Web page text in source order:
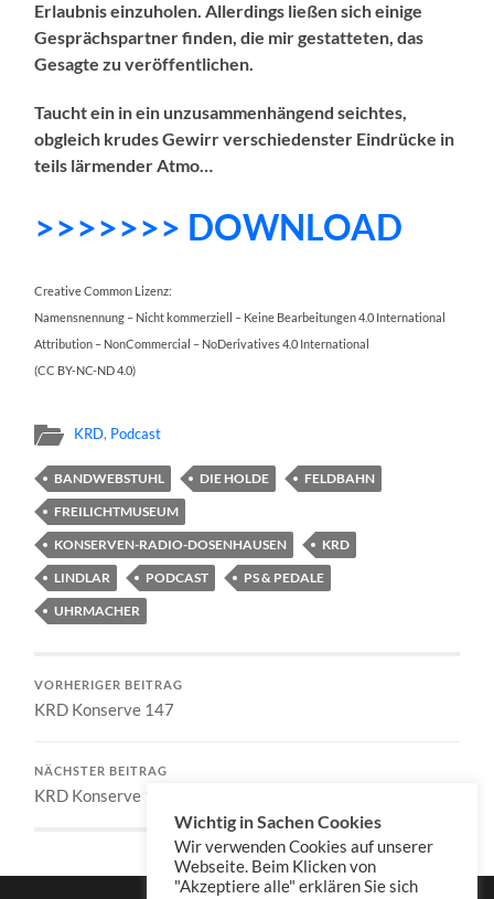
Erlaubnis einzuholen. Allerdings ließen sich einige
Gesprächspartner finden, die mir gestatteten, das
Gesagte zu veröffentlichen.
Taucht ein in ein unzusammenhängend seichtes,
obgleich krudes Gewirr verschiedenster Eindrücke in
teils lärmender Atmo…
>>>>>>> DOWNLOAD
Creative Common Lizenz:
Namensnennung – Nicht kommerziell – Keine Bearbeitungen 4.0 International
Attribution – NonCommercial – NoDerivatives 4.0 International
(CC BY-NC-ND 4.0)
KRD, Podcast
BANDWEBSTUHL DIE HOLDE
FELDBAHN
FREILICHTMUSEUM
KONSERVEN-RADIO-DOSENHAUSEN
KRD
LINDLAR
PODCAST
PS & PEDALE
UHRMACHER
VORHERIGER BEITRAG
KRD Konserve 147
NÄCHSTER BEITRAG
KRD Konserve 149
Wichtig in Sachen Cookies
Wir verwenden Cookies auf unserer
Webseite. Beim Klicken von
"Akzeptiere alle" erklären Sie sich